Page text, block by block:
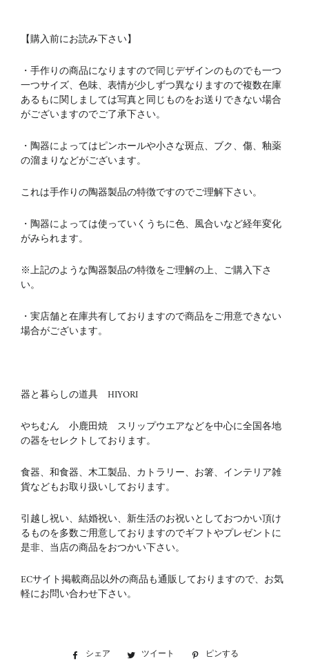
【購入前にお読み下さい】
・手作りの商品になりますので同じデザインのものでも一つ
一つサイズ、色味、表情が少しずつ異なりますので複数在庫
あるもに関しましては写真と同じものをお送りできない場合
がございますのでご了承下さい。
・陶器によってはピンホールや小さな斑点、ブク、傷、釉薬
の溜まりなどがございます。
これは手作りの陶器製品の特徴ですのでご理解下さい。
・陶器によっては使っていくうちに色、風合いなど経年変化
がみられます。
※上記のような陶器製品の特徴をご理解の上、ご購入下さ
い。
・実店舗と在庫共有しておりますので商品をご用意できない
場合がございます。
器と暮らしの道具 HIYORI
やちむん 小鹿田焼 スリップウエアなどを中心に全国各地
の器をセレクトしております。
食器、和食器、木工製品、カトラリー、お箸、インテリア雑
貨などもお取り扱いしております。
引越し祝い、結婚祝い、新生活のお祝いとしておつかい頂け
るものを多数ご用意しておりますのでギフトやプレゼントに
是非、当店の商品をおつかい下さい。
ECサイト掲載商品以外の商品も通販しておりますので、お気
軽にお問い合わせ下さい。
シェア Facebookツイート Twitter ピンする